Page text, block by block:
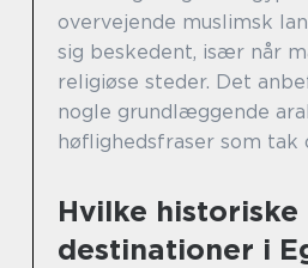
overvejende muslimsk
sig beskedent, især når
religiøse steder. Det
nogle grundlæggende
høflighedsfraser som tak
Hvilke historiske
destinationer i